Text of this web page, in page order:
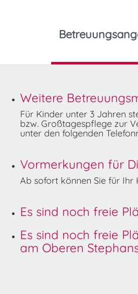
Weitere
Für Kinder unter 3 Jahren
bzw. Großtagespflege zur
unter den folgenden
Vormerkungen für
Ab sofort können Sie für Ihr
Es sind noch freie
Es sind noch freie
am Oberen